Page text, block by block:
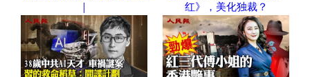
｜
红》，美化独裁？